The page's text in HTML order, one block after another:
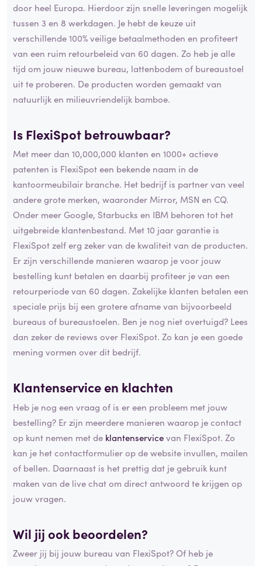
door heel Europa. Hierdoor zijn snelle leveringen mogelijk
tussen 3 en 8 werkdagen. Je hebt de keuze uit
verschillende 100% veilige betaalmethoden en profiteert
van een ruim retourbeleid van 60 dagen. Zo heb je alle
tijd om jouw nieuwe bureau, lattenbodem of bureaustoel
uit te proberen. De producten worden gemaakt van
natuurlijk en milieuvriendelijk bamboe.
Is FlexiSpot betrouwbaar?
Met meer dan 10,000,000 klanten en 1000+ actieve
patenten is FlexiSpot een bekende naam in de
kantoormeubilair branche. Het bedrijf is partner van veel
andere grote merken, waaronder Mirror, MSN en CQ.
Onder meer Google, Starbucks en IBM behoren tot het
uitgebreide klantenbestand. Met 10 jaar garantie is
FlexiSpot zelf erg zeker van de kwaliteit van de producten.
Er zijn verschillende manieren waarop je voor jouw
bestelling kunt betalen en daarbij profiteer je van een
retourperiode van 60 dagen. Zakelijke klanten betalen een
speciale prijs bij een grotere afname van bijvoorbeeld
bureaus of bureaustoelen. Ben je nog niet overtuigd? Lees
dan zeker de reviews over FlexiSpot. Zo kan je een goede
mening vormen over dit bedrijf.
Klantenservice en klachten
Heb je nog een vraag of is er een probleem met jouw
bestelling? Er zijn meerdere manieren waarop je contact
op kunt nemen met de klantenservicevan FlexiSpot. Zo
kan je het contactformulier op de website invullen, mailen
of bellen. Daarnaast is het prettig dat je gebruik kunt
maken van de live chat om direct antwoord te krijgen op
jouw vragen.
Wil jij ook beoordelen?
Zweer jij bij jouw bureau van FlexiSpot? Of heb je